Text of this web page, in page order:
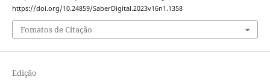
https://doi.org/10.24859/SaberDigital.2023v16n1.1358
Fomatos de Citação
Edição